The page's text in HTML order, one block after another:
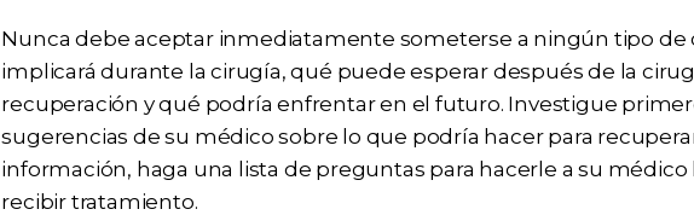
Nunca debe aceptar inmediatamente someterse a ningún tipo de
implicará durante la cirugía, qué puede esperar después de la
recuperación y qué podría enfrentar en el futuro. Investigue
sugerencias de su médico sobre lo que podría hacer para
información, haga una lista de preguntas para hacerle a su médico
recibir tratamiento.